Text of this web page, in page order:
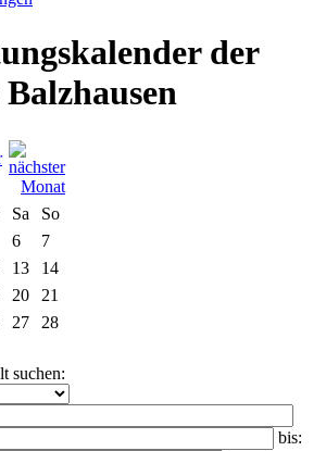
der
Sa
So
6
7
13
14
20
21
27
28
suchen:
bis: